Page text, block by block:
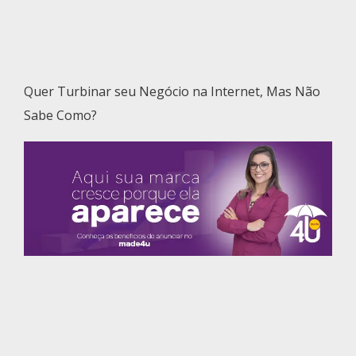
Quer Turbinar seu Negócio na Internet, Mas Não
Sabe Como?